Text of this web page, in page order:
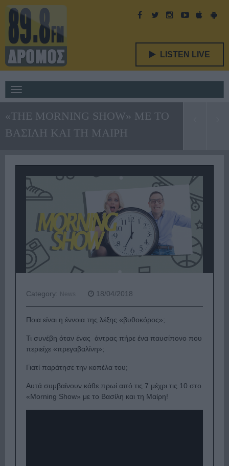
LISTEN LIVE
navigation
«THE MORNING SHOW» ΜΕ ΤΟ
ΒΑΣΙΛΗ ΚΑΙ ΤΗ ΜΑΙΡΗ
Category: News 18/04/2018
Ποια είναι η έννοια της λέξης «βυθοκόρος»;
Τι συνέβη όταν ένας άντρας πήρε ένα παυσίπονο που
περιείχε «πρεγαβαλίνη»;
Γιατί παράτησε την κοπέλα του;
Αυτά συμβαίνουν κάθε πρωί από τις 7 μέχρι τις 10 στο
«Morning Show» με το Βασίλη και τη Μαίρη!